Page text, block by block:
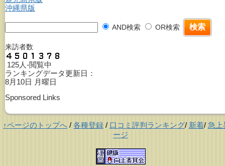
沖縄県版
AND検索 OR検索
来訪者数
125人-閲覧中
ランキングデータ更新日：
8月10日 月曜日
Sponsored Links
↑ページのトップへ / 各種登録 / 口コミ評判ランキング/ 新着/ 急上
ージ